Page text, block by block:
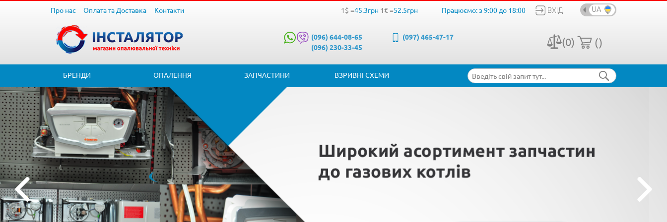
Про нас Оплата та Доставка Контакти 1$ =45.3грн 1€ =52.5грн UA
Працюємо: з 9:00 до 18:00 ВХІД
(096) 644-08-65
(096) 230-33-45
(097) 465-47-17 (0) ()
БРЕНДИ ОПАЛЕННЯ ЗАПЧАСТИНИ ВЗРИВНІ СХЕМИ